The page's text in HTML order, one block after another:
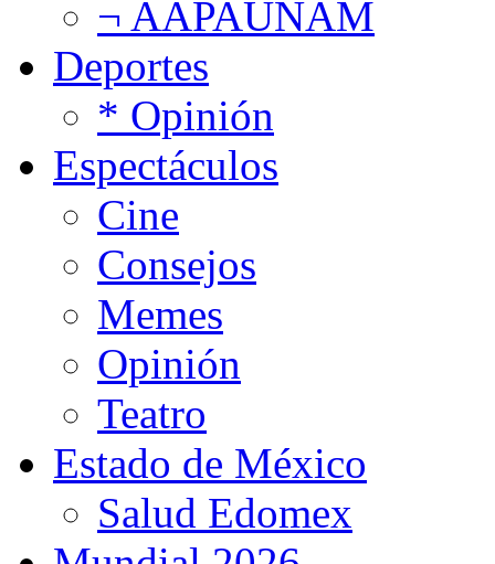
¬ AAPAUNAM
Deportes
* Opinión
Espectáculos
Cine
Consejos
Memes
Opinión
Teatro
Estado de México
Salud Edomex